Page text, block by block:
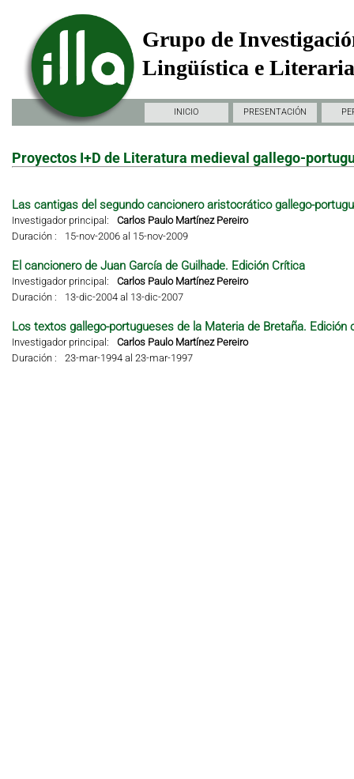
Grupo de
Lingüística e
INICIO PRESENTACIÓN
Proyectos I+D de Literatura medieval gallego-
Las cantigas del segundo cancionero aristocrático gallego-
Investigador principal:
Carlos Paulo Martínez Pereiro
Duración :
15-nov-2006 al 15-nov-2009
El cancionero de Juan García de Guilhade. Edición Crítica
Investigador principal:
Carlos Paulo Martínez Pereiro
Duración :
13-dic-2004 al 13-dic-2007
Los textos gallego-portugueses de la Materia de Bretaña.
Investigador principal:
Carlos Paulo Martínez Pereiro
Duración :
23-mar-1994 al 23-mar-1997